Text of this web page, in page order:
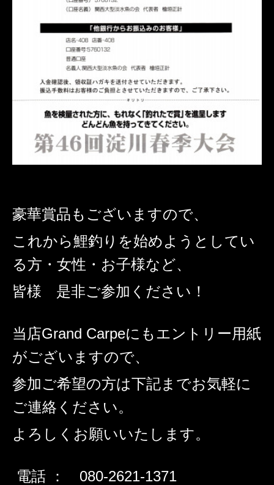
豪華賞品もございますので、
これから鯉釣りを始めようとしてい
る方・女性・お子様など、
皆様 是非ご参加ください！
当店Grand Carpeにもエントリー用紙
がございますので、
参加ご希望の方は下記までお気軽に
ご連絡ください。
よろしくお願いいたします。
電話 ： 080-2621-1371